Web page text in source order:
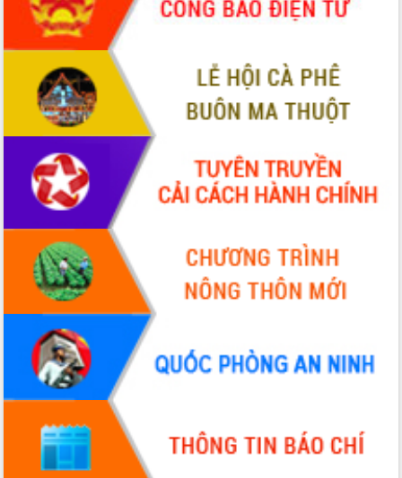
Đắk Lắk sơ kết 4 năm triển khai thực
hiện Đề án 06 của Chính phủ
Họp báo thông tin về Hội nghị Công bố
Quy hoạch và Xúc tiến đầu tư tỉnh Đắk
Khơi thông điểm nghẽn, đẩy nhanh
giải ngân vốn khắc phục thiên tai
HĐND tỉnh thông qua điều chỉnh Quy
hoạch tỉnh thời kỳ 2021-2030
Hội thảo góp ý hồ sơ điều chỉnh quy
hoạch tỉnh Đắk Lắk thời kỳ 2021-2030,
tầm nhìn đến năm 2050
Nâng cao hiệu quả hoạt động của các
doanh nghiệp nhà nước
Hội nghị triển khai kết nối mạng
truyền số liệu chuyên dùng phục vụ cơ
quan Đảng, Nhà nước
Lễ phát động chuỗi hoạt động chung
tay làm sạch môi trường
Xã Ea Kar bước chuyển mình trong
công tác cải cách hành chính mô hình
UBND tỉnh họp báo định kỳ tháng 4
năm 2026